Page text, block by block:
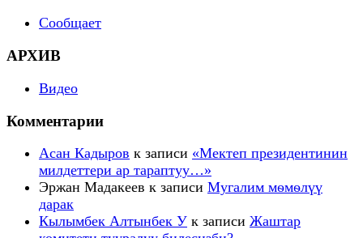
Сообщает
АРХИВ
Видео
Комментарии
Асан Кадыров к записи «Мектеп президентинин
милдеттери ар тараптуу…»
Эржан Мадакеев к записи Мугалим мѳмѳлүү
дарак
Кылымбек Алтынбек У к записи Жаштар